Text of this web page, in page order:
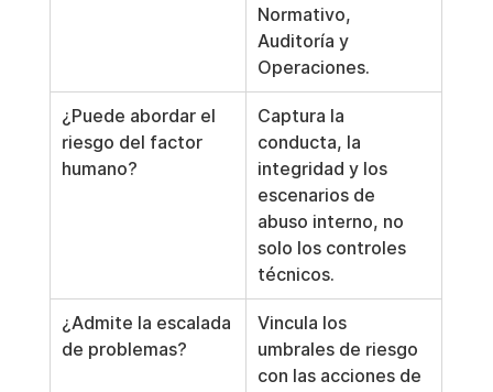
Normativo,
Auditoría y
Operaciones.
¿Puede abordar el
riesgo del factor
humano?
Captura la
conducta, la
integridad y los
escenarios de
abuso interno, no
solo los controles
técnicos.
¿Admite la escalada
de problemas?
Vincula los
umbrales de riesgo
con las acciones de